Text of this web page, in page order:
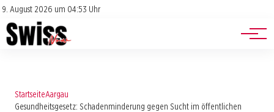
9. August 2026 um 04:53 Uhr
Impressum
Datenschutz
Jobs
Events
StartseiteAargau
Gesundheitsgesetz: Schadenminderung gegen Sucht im öffentlichen